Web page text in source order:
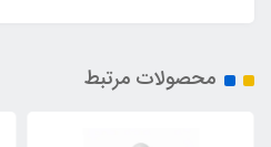
محصولات مرتبط